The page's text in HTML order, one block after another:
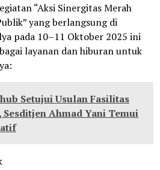
“Aksi Sinergitas Merah
yang berlangsung di
pada 10–11 Oktober 2025 ini
layanan dan hiburan untuk
Setujui Usulan Fasilitas
Sesditjen Ahmad Yani Temui